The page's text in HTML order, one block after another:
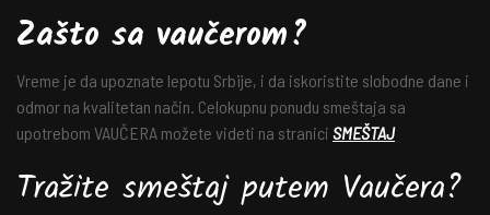
Zašto sa vaučerom?
Vreme je da upoznate lepotu Srbije, i da iskoristite slobodne dane i
odmor na kvalitetan način. Celokupnu ponudu smeštaja sa
upotrebom VAUČERA možete videti na stranici SMEŠTAJ
Tražite smeštaj putem Vaučera?